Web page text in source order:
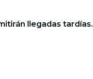
llegadas tardías.